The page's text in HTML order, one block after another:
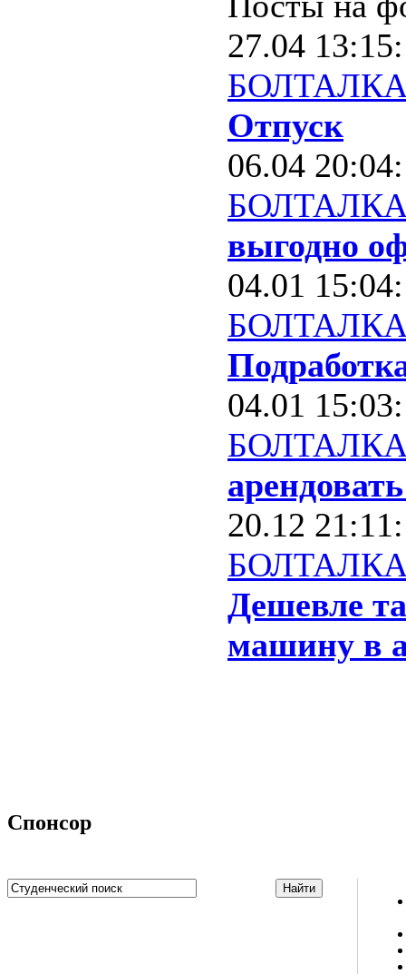
27.04 13:15
Отпуск
06.04 20:04
выгодно
04.01 15:04
04.01 15:03
20.12 21:11
Дешевле
машину в
Спонсор